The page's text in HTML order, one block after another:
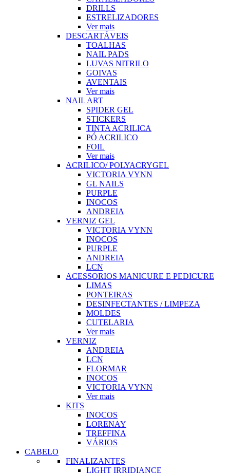
DRILLS
ESTRELIZADORES
Ver mais
DESCARTÁVEIS
TOALHAS
NAIL PADS
LUVAS NITRILO
GOIVAS
AVENTAIS
Ver mais
NAIL ART
SPIDER GEL
STICKERS
TINTA ACRILICA
PÓ ACRILICO
FOIL
Ver mais
ACRILICO/ POLYACRYGEL
VICTORIA VYNN
GL NAILS
PURPLE
INOCOS
ANDREIA
VERNIZ GEL
VICTORIA VYNN
INOCOS
PURPLE
ANDREIA
LCN
ACESSORIOS MANICURE E PEDICURE
LIMAS
PONTEIRAS
DESINFECTANTES / LIMPEZA
MOLDES
CUTELARIA
Ver mais
VERNIZ
ANDREIA
LCN
FLORMAR
INOCOS
VICTORIA VYNN
Ver mais
KITS
INOCOS
LORENAY
TREFFINA
VÁRIOS
CABELO
FINALIZANTES
LIGHT IRRIDIANCE